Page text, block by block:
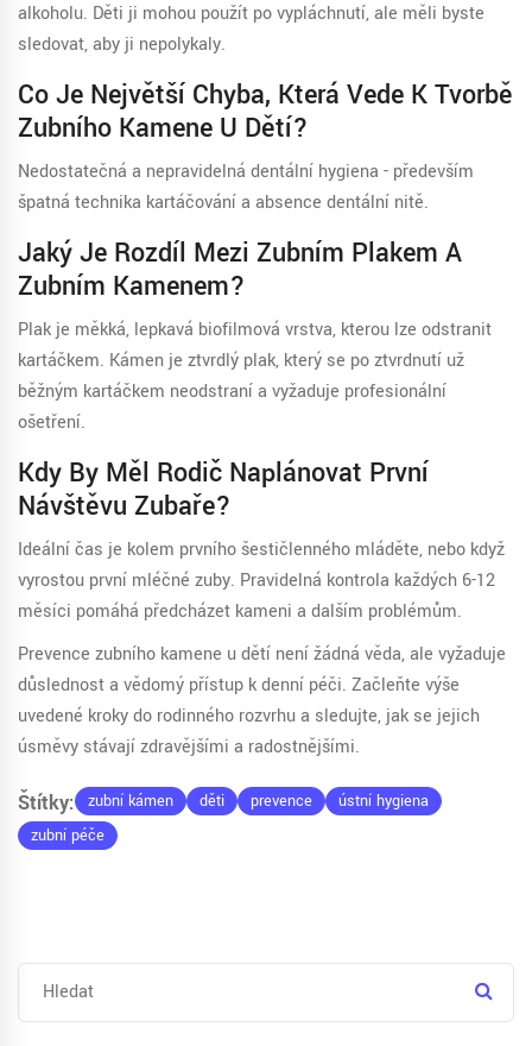
alkoholu. Děti ji mohou použít po vypláchnutí, ale měli byste
sledovat, aby ji nepolykaly.
Co Je Největší Chyba, Která Vede K Tvorbě
Zubního Kamene U Dětí?
Nedostatečná a nepravidelná dentální hygiena - především
špatná technika kartáčování a absence dentální nitě.
Jaký Je Rozdíl Mezi Zubním Plakem A
Zubním Kamenem?
Plak je měkká, lepkavá biofilmová vrstva, kterou lze odstranit
kartáčkem. Kámen je ztvrdlý plak, který se po ztvrdnutí už
běžným kartáčkem neodstraní a vyžaduje profesionální
ošetření.
Kdy By Měl Rodič Naplánovat První
Návštěvu Zubaře?
Ideální čas je kolem prvního šestičlenného mláděte, nebo když
vyrostou první mléčné zuby. Pravidelná kontrola každých 6-12
měsíci pomáhá předcházet kameni a dalším problémům.
Prevence zubního kamene u dětí není žádná věda, ale vyžaduje
důslednost a vědomý přístup k denní péči. Začleňte výše
uvedené kroky do rodinného rozvrhu a sledujte, jak se jejich
úsměvy stávají zdravějšími a radostnějšími.
Štítky: zubní kámen děti prevence
ústní hygiena
zubní péče